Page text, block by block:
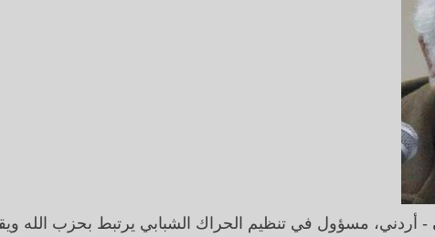
- أردني، مسؤول في تنظيم الحراك الشبابي يرتبط بحزب الله